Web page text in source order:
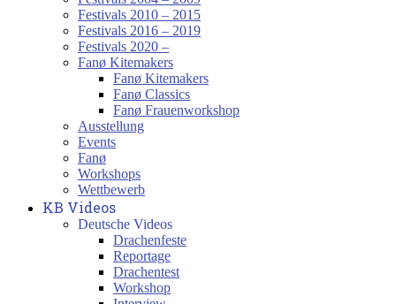
Festivals 2010 – 2015
Festivals 2016 – 2019
Festivals 2020 –
Fanø Kitemakers
Fanø Kitemakers
Fanø Classics
Fanø Frauenworkshop
Ausstellung
Events
Fanø
Workshops
Wettbewerb
KB Videos
Deutsche Videos
Drachenfeste
Reportage
Drachentest
Workshop